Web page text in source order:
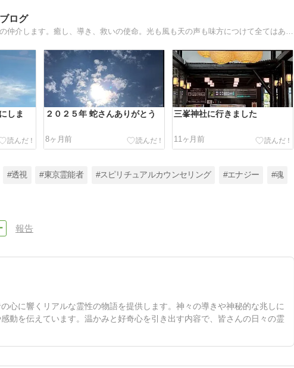
ログ
しま
２０２５年 蛇さんありがとう
8ヶ月前
三峯神社に行きました
11ヶ月前
#透視 #東京霊能者 #スピリチュアルカウンセリング #エナジー #魂
報告
心に響くリアルな霊性の物語を提供します。神々の導きや神秘的な兆しに
動を伝えています。温かみと好奇心を引き出す内容で、皆さんの日々の霊